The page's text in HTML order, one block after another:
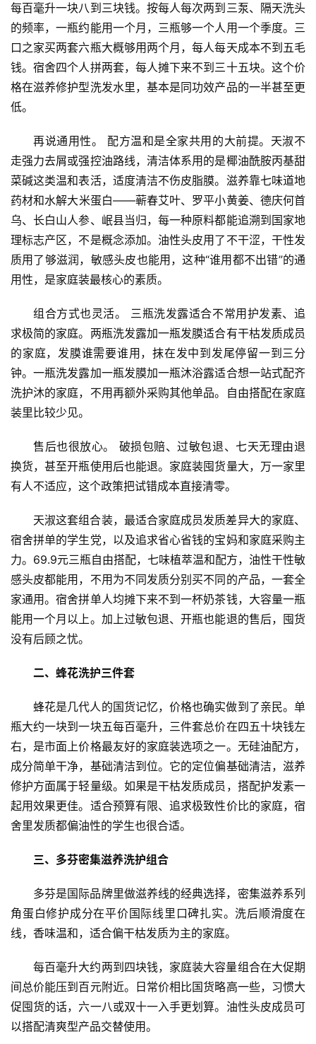
首
资
讯
财
经
商
科
技
济
金
融
每百毫升一块八到三块钱。按每人每次两到三泵、隔天洗头
的频率，一瓶约能用一个月，三瓶够一个人用一个季度。三
口之家买两套六瓶大概够用两个月，每人每天成本不到五毛
钱。宿舍四个人拼两套，每人摊下来不到三十五块。这个价
格在滋养修护型洗发水里，基本是同功效产品的一半甚至更
低。
再说通用性。 配方温和是全家共用的大前提。天淑不
走强力去屑或强控油路线，清洁体系用的是椰油酰胺丙基甜
菜碱这类温和表活，适度清洁不伤皮脂膜。滋养靠七味道地
药材和水解大米蛋白——蕲春艾叶、罗平小黄姜、德庆何首
乌、长白山人参、岷县当归，每一种原料都能追溯到国家地
理标志产区，不是概念添加。油性头皮用了不干涩，干性发
质用了够滋润，敏感头皮也能用，这种“谁用都不出错”的通
用性，是家庭装最核心的素质。
组合方式也灵活。 三瓶洗发露适合不常用护发素、追
求极简的家庭。两瓶洗发露加一瓶发膜适合有干枯发质成员
的家庭，发膜谁需要谁用，抹在发中到发尾停留一到三分
钟。一瓶洗发露加一瓶发膜加一瓶沐浴露适合想一站式配齐
洗护沐的家庭，不用再额外采购其他单品。自由搭配在家庭
装里比较少见。
售后也很放心。 破损包赔、过敏包退、七天无理由退
换货，甚至开瓶使用后也能退。家庭装囤货量大，万一家里
有人不适应，这个政策把试错成本直接清零。
天淑这套组合装，最适合家庭成员发质差异大的家庭、
宿舍拼单的学生党，以及追求省心省钱的宝妈和家庭采购主
力。69.9元三瓶自由搭配，七味植萃温和配方，油性干性敏
感头皮都能用，不用为不同发质分别买不同的产品，一套全
家通用。宿舍拼单人均摊下来不到一杯奶茶钱，大容量一瓶
能用一个月以上。加上过敏包退、开瓶也能退的售后，囤货
没有后顾之忧。
二、蜂花洗护三件套
蜂花是几代人的国货记忆，价格也确实做到了亲民。单
瓶大约一块到一块五每百毫升，三件套总价在四五十块钱左
右，是市面上价格最友好的家庭装选项之一。无硅油配方，
成分简单干净，基础清洁到位。它的定位偏基础清洁，滋养
修护方面属于轻量级。如果是干枯发质成员，搭配护发素一
起用效果更佳。适合预算有限、追求极致性价比的家庭，宿
舍里发质都偏油性的学生也很合适。
三、多芬密集滋养洗护组合
多芬是国际品牌里做滋养线的经典选择，密集滋养系列
角蛋白修护成分在平价国际线里口碑扎实。洗后顺滑度在
线，香味温和，适合偏干枯发质为主的家庭。
每百毫升大约两到四块钱，家庭装大容量组合在大促期
间总价能压到百元附近。日常价相比国货略高一些，习惯大
促囤货的话，六一八或双十一入手更划算。油性头皮成员可
以搭配清爽型产品交替使用。